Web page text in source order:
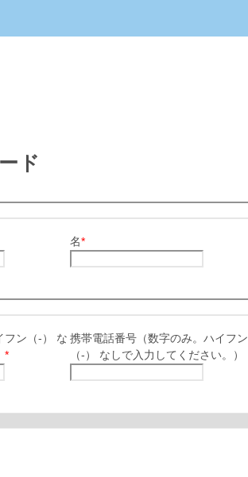
ド
名*
フン（-） な
*
携帯電話番号（数字のみ。ハイフン
（-） なしで入力してください。）